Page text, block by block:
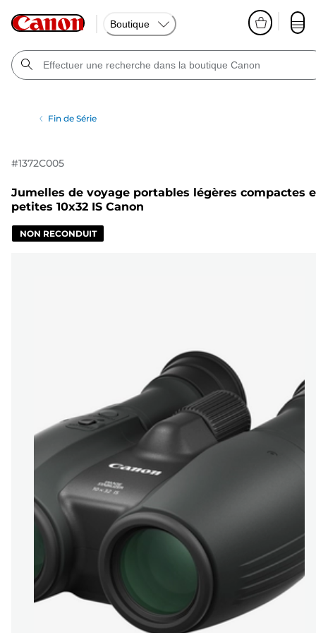
Boutique
Fin de Série
#1372C005
Jumelles de voyage portables légères compactes
petites 10x32 IS Canon
NON RECONDUIT